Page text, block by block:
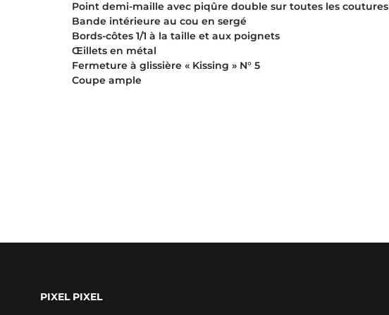
Point demi-maille avec piqûre double sur toutes les coutures
Bande intérieure au cou en sergé
Bords-côtes 1/1 à la taille et aux poignets
Œillets en métal
Fermeture à glissière « Kissing » N° 5
Coupe ample
PIXEL PIXEL